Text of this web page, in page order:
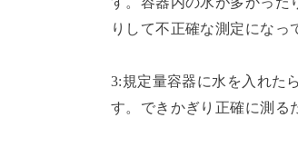
りして不正確な測定になっ
3:規定量容器に水を入れた
す。できかぎり正確に測る